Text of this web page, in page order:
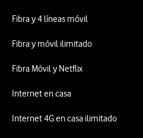
Fibra y 4 líneas móvil
Fibra y móvil ilimitado
Fibra Móvil y Netflix
Internet en casa
Internet 4G en casa ilimitado